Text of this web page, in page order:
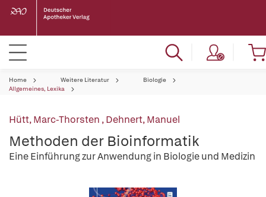
Home Weitere Literatur
Biologie
Allgemeines, Lexika
Hütt, Marc-Thorsten ,Dehnert, Manuel
Methoden der Bioinformatik
Eine Einführung zur Anwendung in Biologie und Medizin